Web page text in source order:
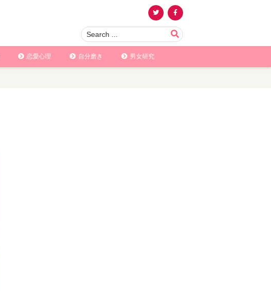
恋愛心理 自分磨き 男女研究